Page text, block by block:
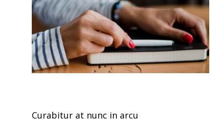
Curabitur at nunc in arcu